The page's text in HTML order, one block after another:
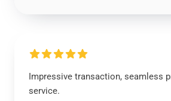
Impressive transaction, seamless
service.